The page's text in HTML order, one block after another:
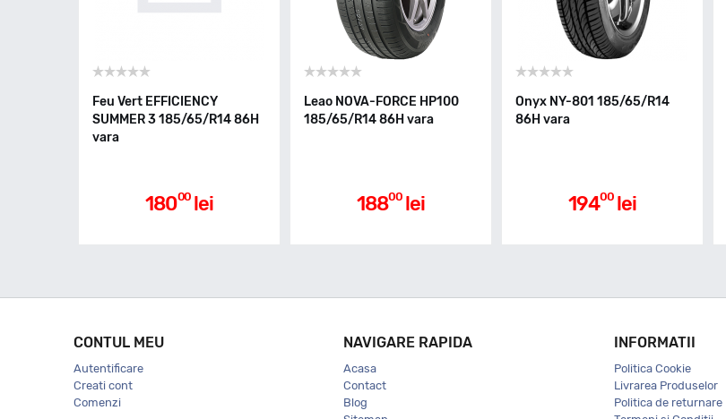
Feu Vert EFFICIENCY
SUMMER 3 185/65/R14 86H
vara
18000 lei
Leao NOVA-FORCE HP100
185/65/R14 86H vara
18800 lei
Onyx NY-801 185/65/R14
86H vara
19400 lei
CONTUL MEU
Autentificare
Creati cont
Comenzi
NAVIGARE RAPIDA
Acasa
Contact
Blog
INFORMATII
Politica Cookie
Livrarea Produselor
Politica de returnare